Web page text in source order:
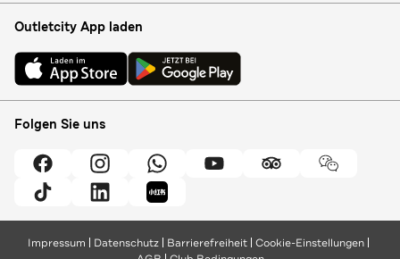
Outletcity App laden
Folgen Sie uns
Impressum Datenschutz Barrierefreiheit Cookie-Einstellungen